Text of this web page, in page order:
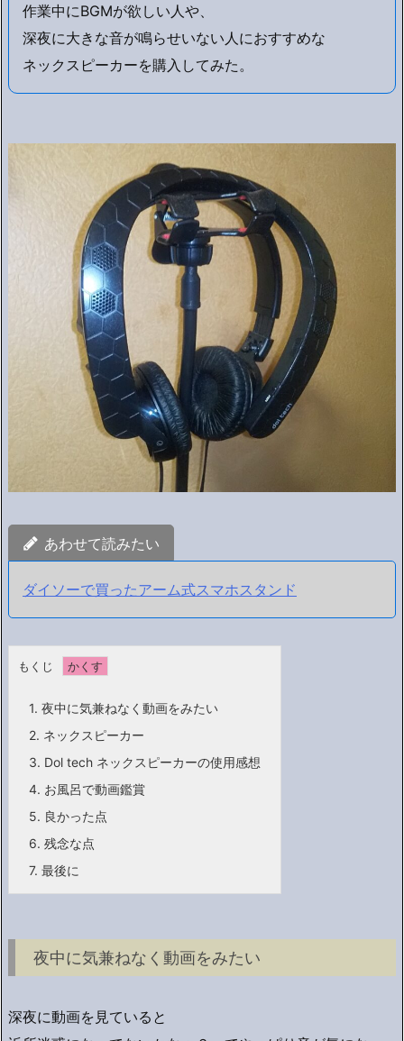
作業中にBGMが欲しい人や、
深夜に大きな音が鳴らせいない人におすすめな
ネックスピーカーを購入してみた。
あわせて読みたい
ダイソーで買ったアーム式スマホスタンド
もくじ
1. 夜中に気兼ねなく動画をみたい
2. ネックスピーカー
3. Dol tech ネックスピーカーの使用感想
4. お風呂で動画鑑賞
5. 良かった点
6. 残念な点
7. 最後に
夜中に気兼ねなく動画をみたい
深夜に動画を見ていると